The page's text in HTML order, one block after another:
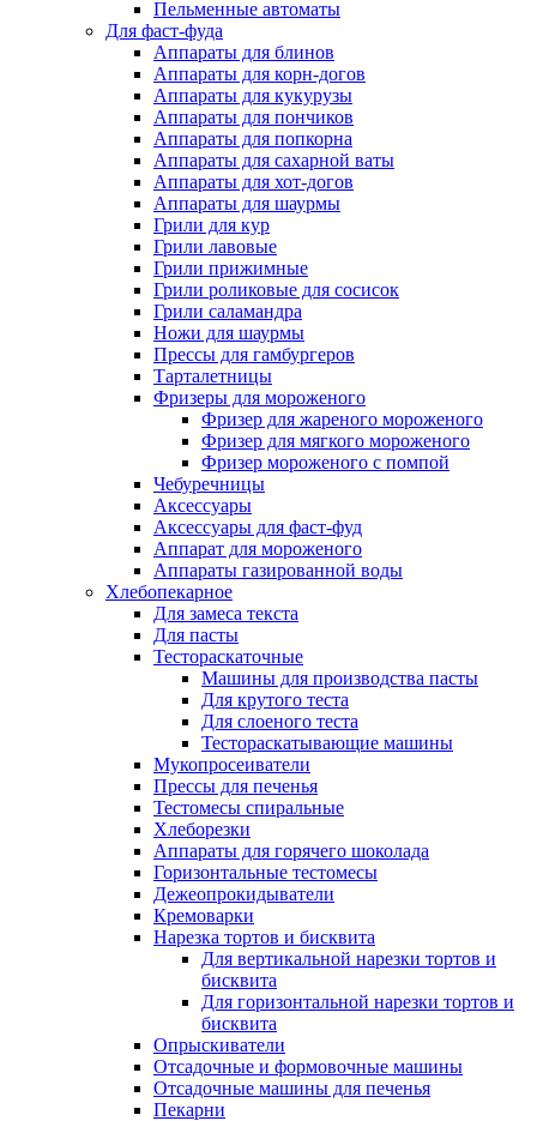
Пельменные автоматы
Для фаст-фуда
Аппараты для блинов
Аппараты для корн-догов
Аппараты для кукурузы
Аппараты для пончиков
Аппараты для попкорна
Аппараты для сахарной ваты
Аппараты для хот-догов
Аппараты для шаурмы
Грили для кур
Грили лавовые
Грили прижимные
Грили роликовые для сосисок
Грили саламандра
Ножи для шаурмы
Прессы для гамбургеров
Тарталетницы
Фризеры для мороженого
Фризер для жареного мороженого
Фризер для мягкого мороженого
Фризер мороженого с помпой
Чебуречницы
Аксессуары
Аксессуары для фаст-фуд
Аппарат для мороженого
Аппараты газированной воды
Хлебопекарное
Для замеса текста
Для пасты
Тестораскаточные
Машины для производства пасты
Для крутого теста
Для слоеного теста
Тестораскатывающие машины
Мукопросеиватели
Прессы для печенья
Тестомесы спиральные
Хлеборезки
Аппараты для горячего шоколада
Горизонтальные тестомесы
Дежеопрокидыватели
Кремоварки
Нарезка тортов и бисквита
Для вертикальной нарезки тортов и
бисквита
Для горизонтальной нарезки тортов и
бисквита
Опрыскиватели
Отсадочные и формовочные машины
Отсадочные машины для печенья
Пекарни